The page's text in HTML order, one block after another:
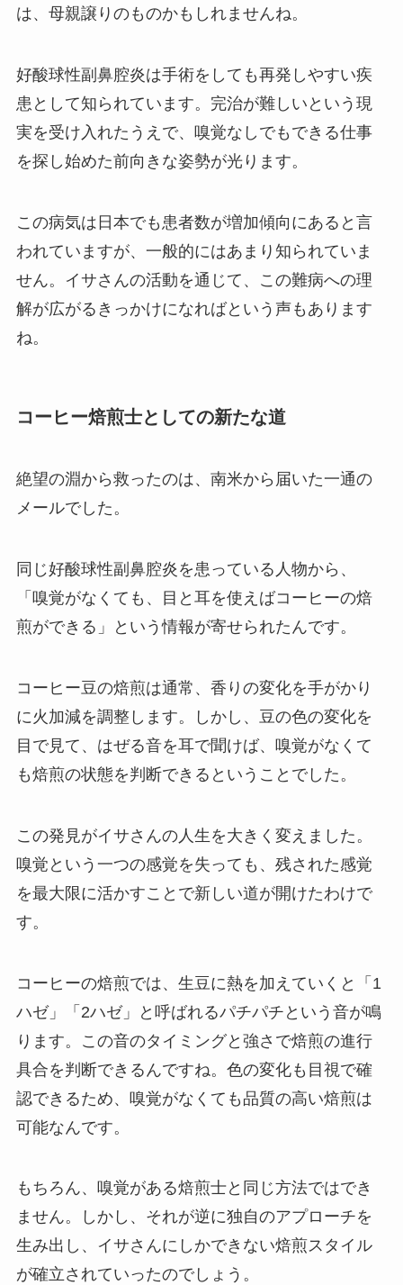
は、母親譲りのものかもしれませんね。
好酸球性副鼻腔炎は手術をしても再発しやすい疾
患として知られています。完治が難しいという現
実を受け入れたうえで、嗅覚なしでもできる仕事
を探し始めた前向きな姿勢が光ります。
この病気は日本でも患者数が増加傾向にあると言
われていますが、一般的にはあまり知られていま
せん。イサさんの活動を通じて、この難病への理
解が広がるきっかけになればという声もあります
ね。
コーヒー焙煎士としての新たな道
絶望の淵から救ったのは、南米から届いた一通の
メールでした。
同じ好酸球性副鼻腔炎を患っている人物から、
「嗅覚がなくても、目と耳を使えばコーヒーの焙
煎ができる」という情報が寄せられたんです。
コーヒー豆の焙煎は通常、香りの変化を手がかり
に火加減を調整します。しかし、豆の色の変化を
目で見て、はぜる音を耳で聞けば、嗅覚がなくて
も焙煎の状態を判断できるということでした。
この発見がイサさんの人生を大きく変えました。
嗅覚という一つの感覚を失っても、残された感覚
を最大限に活かすことで新しい道が開けたわけで
す。
コーヒーの焙煎では、生豆に熱を加えていくと「1
ハゼ」「2ハゼ」と呼ばれるパチパチという音が鳴
ります。この音のタイミングと強さで焙煎の進行
具合を判断できるんですね。色の変化も目視で確
認できるため、嗅覚がなくても品質の高い焙煎は
可能なんです。
もちろん、嗅覚がある焙煎士と同じ方法ではでき
ません。しかし、それが逆に独自のアプローチを
生み出し、イサさんにしかできない焙煎スタイル
が確立されていったのでしょう。